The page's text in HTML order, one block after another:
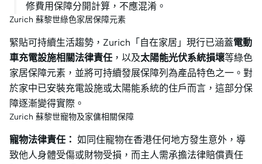
修費用保障分開計算，不應混淆。
Zurich 蘇黎世綠色家居保障元素
緊貼可持續生活趨勢，Zurich「自在家居」現行已涵蓋電動
車充電設施相關法律責任 ，以及太陽能光伏系統損壞等綠色
家居保障元素，並將可持續發展保障列為產品特色之一。對
於家中已安裝充電設施或太陽能系統的住戶而言，這部分保
障逐漸變得實際。
Zurich 蘇黎世寵物及家傭相關保障
寵物法律責任： 如同住寵物在香港任何地方發生意外，導
致他人身體受傷或財物受損，而主人需承擔法律賠償責任